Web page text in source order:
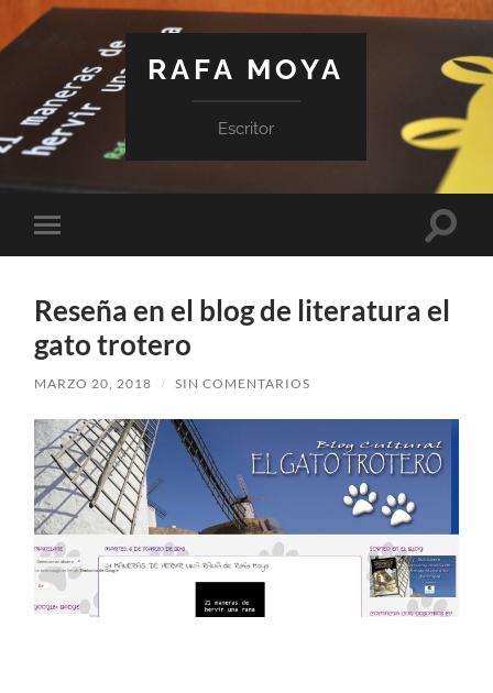
RAFA MOYA
Escritor
Alternar
el
Reseña en el blog de literatura el
gato trotero
MARZO 20, 2018 / SIN COMENTARIOS